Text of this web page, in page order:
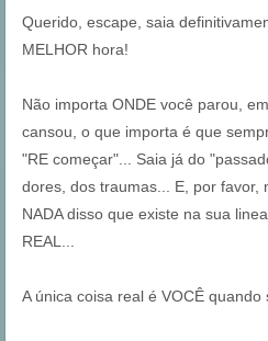
Querido, escape, saia
MELHOR hora!
Não importa ONDE você parou,
cansou, o que importa é que
"RE começar"... Saia já do
dores, dos traumas... E, por favor,
NADA disso que existe na sua
REAL...
A única coisa real é VOCÊ quando